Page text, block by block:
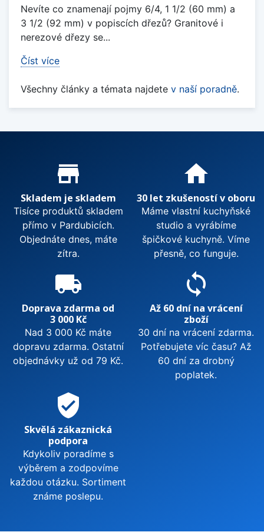
Nevíte co znamenají pojmy 6/4, 1 1/2 (60 mm) a
3 1/2 (92 mm) v popiscích dřezů? Granitové i
nerezové dřezy se...
Číst více
Všechny články a témata najdete v naší poradně.
Proč nakupovat u nás?
store_mall_directory
Skladem je skladem
Tisíce produktů skladem
přímo v Pardubicích.
Objednáte dnes, máte
zítra.
home
30 let zkušeností v oboru
Máme vlastní kuchyňské
studio a vyrábíme
špičkové kuchyně. Víme
přesně, co funguje.
local_shipping
Doprava zdarma od
3 000 Kč
Nad 3 000 Kč máte
dopravu zdarma. Ostatní
objednávky už od 79 Kč.
sync
Až 60 dní na vrácení
zboží
30 dní na vrácení zdarma.
Potřebujete víc času? Až
60 dní za drobný
poplatek.
verified_user
Skvělá zákaznická
podpora
Kdykoliv poradíme s
výběrem a zodpovíme
každou otázku. Sortiment
známe poslepu.